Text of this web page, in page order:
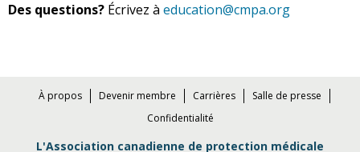
Des questions? Écrivez à education@cmpa.org
À propos Devenir membre Carrières
Salle de presse
Confidentialité
L'Association canadienne de protection médicale